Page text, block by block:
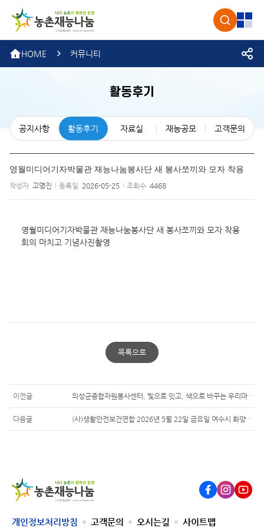
농촌 검색
HOME 커뮤니티
활동후기
공지사항 활동후기 자료실 재능공모 고객문의
영월미디어기자박물관 재능나눔봉사단 새 봉사쪼끼와 모자 착용
작성자 고명진 등록일 2026-05-25 조회수 4468
영월미디어기자박물관 재능나눔봉사단 새 봉사쪼끼와 모자 착용
회의 마치고 기념사진촬영
목록으로
이전글 의성군종합자원봉사센터, 빛으로 잇고, 색으로 바꾸는 우리마을 이야기
다음글 (사)생활안전보건연합 2026년 5월 22일 금요일 여수시 화양면 창무마을
개인정보처리방침 고객문의 오시는길 사이트맵
FacebookInstagram